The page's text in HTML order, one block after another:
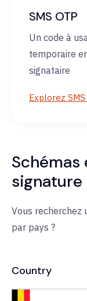
SMS OTP
Un code à
temporaire
signataire
Explorez SMS
Vous recherchez
par pays ?
Country